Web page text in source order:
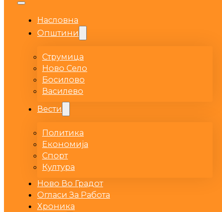
Насловна
Општини
Струмица
Ново Село
Босилово
Василево
Вести
Политика
Економија
Спорт
Култура
Ново Во Градот
Огласи За Работа
Хроника